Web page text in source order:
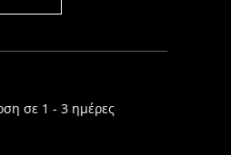
σε 1 - 3 ημέρες